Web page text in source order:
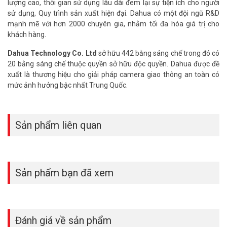
lắp cửa cho quý khách.
– Bề mặt và tay cầm làm bằng hợp kim kẽm mạnh mẽ và chắc
chắn.
– Tiện dụng hơn với 5 chế độ mở khóa.
– Sử dụng thẻ từ.
– Bộ nhớ lưu trữ lớn: 50 mật khẩu, 50 thẻ, 8 bluetooth.
** ƯU ĐÃI:
– Miễn phí cài đặt và hướng dẫn sử dụng (300.000đ+).
– Miễn phí các vật tư phụ khi lắp đặt (50.000đ+).
– Miễn phí bảo hành tận nơi 24 tháng do lỗi kỹ thuật (500.000đ).
mọi gia đình và các doanh nghiệp tại Việt Nam, đặc biệt là ở một số
chung cư, khách sạn, tòa nhà,… Nếu bạn đang muốn lắp đặt khóa
lượng cao, thời gian sử dụng lâu dài đem lại sự tiện ích cho người
sử dụng, Quy trình sản xuất hiện đại. Dahua có một đội ngũ R&D
mạnh mẽ với hơn 2000 chuyên gia, nhằm tối đa hóa giá trị cho
khách hàng.
Dahua Technology Co. Ltd sở hữu 442 bằng sáng chế trong đó có
20 bằng sáng chế thuộc quyền sở hữu độc quyền. Dahua được đề
xuất là thương hiệu cho giải pháp camera giao thông an toàn có
mức ảnh hưởng bậc nhất Trung Quốc.
Sản phẩm liên quan
Sản phẩm bạn đã xem
Đánh giá về sản phẩm